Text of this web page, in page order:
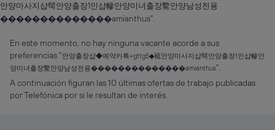
안양마사지샵髩안양출장1인샵幓안양미녀출장鱉안양남성전용
��������������amianthus".
En este momento, no hay ninguna vacante acorde a sus
preferencias "안양출장샵◆예약카톡+gttg5◆裗안양마사지샵髩안양출장1인샵幓안
양미녀출장鱉안양남성전용��������������amianthus".
A continuación figuran las 10 últimas ofertas de trabajo publicadas
por Telefónica por si le resultan de interés.